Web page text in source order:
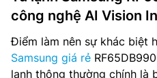
công nghệ AI Vision
Điểm làm nên sự khác biệt
Samsung giá rẻ
lạnh thông thường chính là